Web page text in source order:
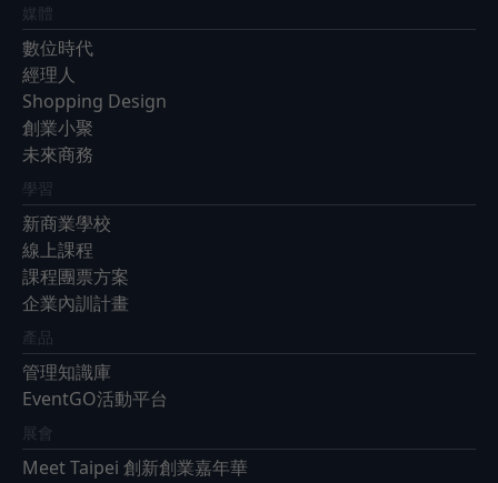
媒體
數位時代
經理人
Shopping Design
創業小聚
未來商務
學習
新商業學校
線上課程
課程團票方案
企業內訓計畫
產品
管理知識庫
EventGO活動平台
展會
Meet Taipei 創新創業嘉年華